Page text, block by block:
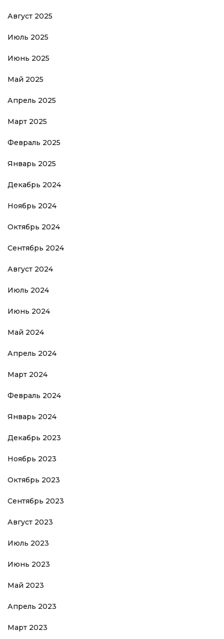
Август 2025
Июль 2025
Июнь 2025
Май 2025
Апрель 2025
Март 2025
Февраль 2025
Январь 2025
Декабрь 2024
Ноябрь 2024
Октябрь 2024
Сентябрь 2024
Август 2024
Июль 2024
Июнь 2024
Май 2024
Апрель 2024
Март 2024
Февраль 2024
Январь 2024
Декабрь 2023
Ноябрь 2023
Октябрь 2023
Сентябрь 2023
Август 2023
Июль 2023
Июнь 2023
Май 2023
Апрель 2023
Март 2023